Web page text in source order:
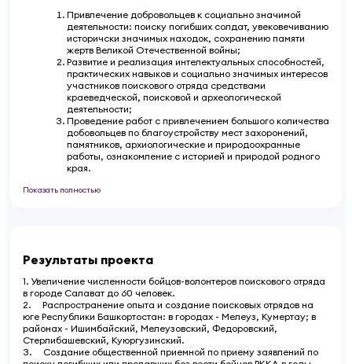
Привлечение добровольцев к социально значимой
деятельности: поиску погибших солдат, увековечиванию
историчски значимых находок, сохранению памяти
жертв Великой Отечественной войны;
Развитие и реализация интелектуальных способностей,
практических навыков и социально значимых интересов
участников поискового отряда средствами
краеведческой, поисковой и археологической
деятельности;
Проведение работ с привлечением большого количества
добовольцев по благоустройству мест захоронений,
памятников, архиологические и природоохранные
работы, ознакомление с историей и природой родного
края.
Показать полностью
Результаты проекта
1. Увеличение численности бойцов-волонтеров поискового отряда
в городе Салават до 60 человек.
2. Распространение опыта и создание поисковых отрядов на
юге Республики Башкортостан: в городах - Мелеуз, Кумертау; в
районах - Ишимбайский, Мелеузовский, Федоровский,
Стерлибашевский, Куюргузинский.
3. Создание общественной приемной по приему заявлений по